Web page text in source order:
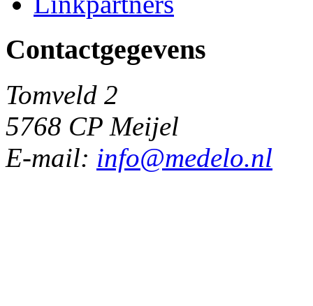
Contactgegevens
Tomveld 2
5768 CP Meijel
E-mail: info@medelo.nl